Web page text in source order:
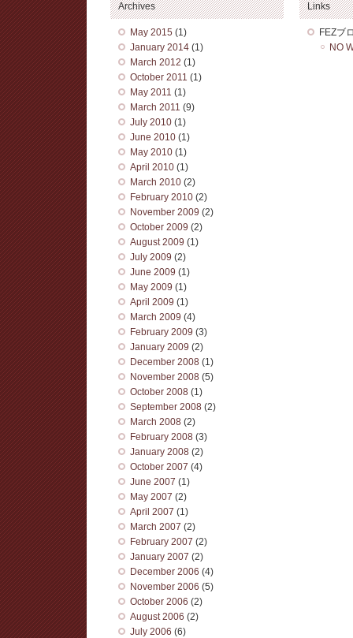
Archives
May 2015 (1)
January 2014 (1)
March 2012 (1)
October 2011 (1)
May 2011 (1)
March 2011 (9)
July 2010 (1)
June 2010 (1)
May 2010 (1)
April 2010 (1)
March 2010 (2)
February 2010 (2)
November 2009 (2)
October 2009 (2)
August 2009 (1)
July 2009 (2)
June 2009 (1)
May 2009 (1)
April 2009 (1)
March 2009 (4)
February 2009 (3)
January 2009 (2)
December 2008 (1)
November 2008 (5)
October 2008 (1)
September 2008 (2)
March 2008 (2)
February 2008 (3)
January 2008 (2)
October 2007 (4)
June 2007 (1)
May 2007 (2)
April 2007 (1)
March 2007 (2)
February 2007 (2)
January 2007 (2)
December 2006 (4)
November 2006 (5)
October 2006 (2)
August 2006 (2)
July 2006 (6)
Links
FEZブ
NO